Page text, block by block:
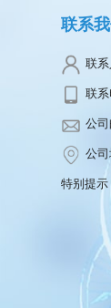
联系
联
联
公司
公
特别提示